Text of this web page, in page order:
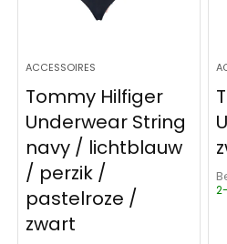
ACCESSOIRES
Tommy Hilfiger
Underwear String
navy / lichtblauw
/ perzik /
pastelroze /
zwart